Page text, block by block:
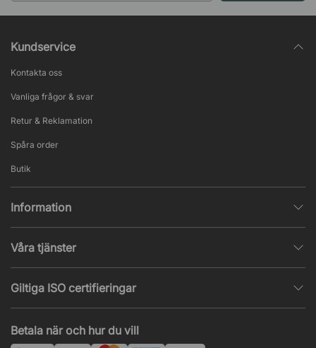
Kundservice
Kontakta oss
Vanliga frågor & svar
Retur & Reklamation
Spåra order
Butik
Information
Försäljningsvillkor
Populära sidor
Nyheter & artiklar
Våra tjänster
Tysta rum & telefonbås
Projekt & offert
Betala när och hur du vill
Giltiga ISO certifieringar
ISO 14001– Miljöledning